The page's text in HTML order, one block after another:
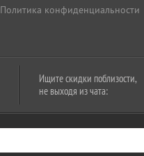
Политика конфиденциальности
Ищите скидки поблизости,
не выходя из чата: